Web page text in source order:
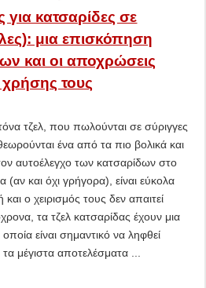
για κατσαρίδες σε
μια επισκόπηση
και οι αποχρώσεις
χρήσης τους
τζελ, που πωλούνται σε σύριγγες
ένα από τα πιο βολικά και
αυτοέλεγχο των κατσαρίδων στο
και όχι γρήγορα), είναι εύκολα
ο χειρισμός τους δεν απαιτεί
τα τζελ κατσαρίδας έχουν μια
είναι σημαντικό να ληφθεί
μέγιστα αποτελέσματα ...